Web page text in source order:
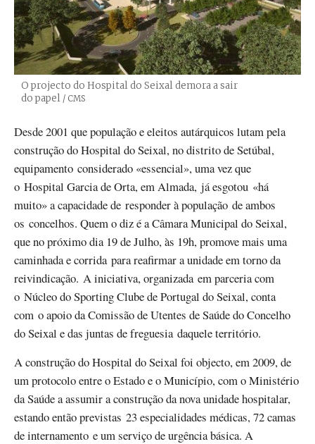
O projecto do Hospital do Seixal demora a sair
do papel Créditos
/ CMS
Desde 2001 que população e eleitos autárquicos lutam pela
construção do Hospital do Seixal, no distrito de Setúbal,
equipamento considerado «essencial», uma vez que
o Hospital Garcia de Orta, em Almada, já esgotou «há
muito» a capacidade de responder à população de ambos
os concelhos. Quem o diz é a Câmara Municipal do Seixal,
que no próximo dia 19 de Julho, às 19h, promove mais uma
caminhada e corrida para reafirmar a unidade em torno da
reivindicação. A iniciativa, organizada em parceria com
o Núcleo do Sporting Clube de Portugal do Seixal, conta
com o apoio da Comissão de Utentes de Saúde do Concelho
do Seixal e das juntas de freguesia daquele território.
A construção do Hospital do Seixal foi objecto, em 2009, de
um protocolo entre o Estado e o Município, com o Ministério
da Saúde a assumir a construção da nova unidade hospitalar,
estando então previstas 23 especialidades médicas, 72 camas
de internamento e um serviço de urgência básica. A